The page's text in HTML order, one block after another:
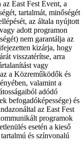
East Fest Event, a
tartalmát, minőségét
az általa nyújtott
adott programon
nem garantálja az
kizárja, hogy
visszatérítse, arra
vagy
a Közreműködők és
valamint a
adódó
befogadóképessége) és
az East Fest
programok
esetén a kieső
és színvonalú